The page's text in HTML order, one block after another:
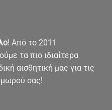
! Από το 2011
τα πιο ιδιαίτερα
αισθητική μας για τις
μωρού σας!